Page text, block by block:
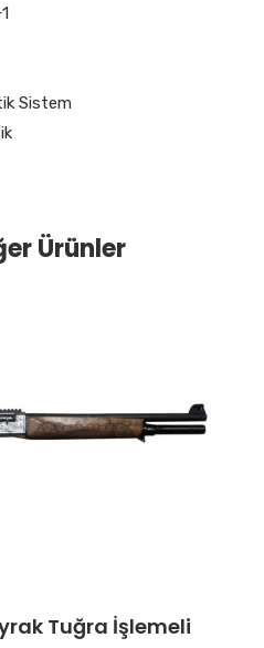
Sistem
Ürünler
Tuğra İşlemeli